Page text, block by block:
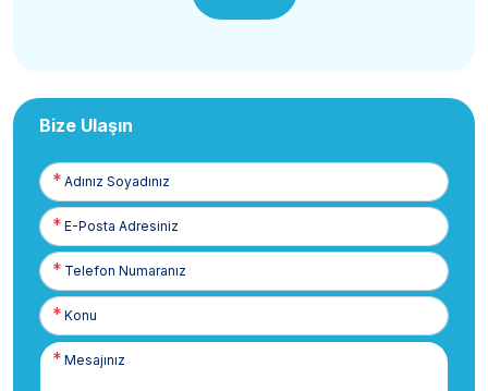
Bize Ulaşın
Adınız
Soyadınız
E-
Posta
Telefon
Numaranız